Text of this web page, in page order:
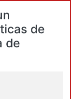
de
de